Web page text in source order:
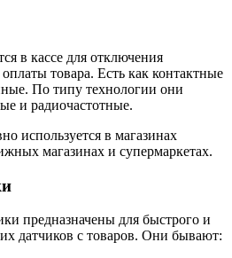
в кассе для отключения
товара. Есть как контактные
По типу технологии они
и радиочастотные.
используется в магазинах
магазинах и супермаркетах.
предназначены для быстрого и
датчиков с товаров. Они бывают: